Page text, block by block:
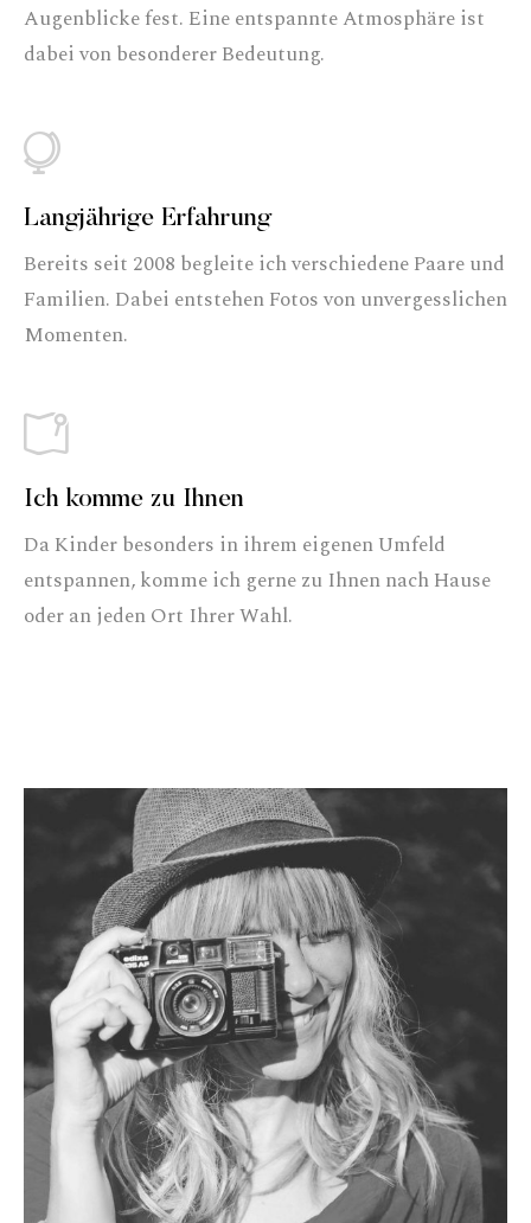
Augenblicke fest. Eine entspannte Atmosphäre ist
dabei von besonderer Bedeutung.
Langjährige Erfahrung
Bereits seit 2008 begleite ich verschiedene Paare und
Familien. Dabei entstehen Fotos von unvergesslichen
Momenten.
Ich komme zu Ihnen
Da Kinder besonders in ihrem eigenen Umfeld
entspannen, komme ich gerne zu Ihnen nach Hause
oder an jeden Ort Ihrer Wahl.